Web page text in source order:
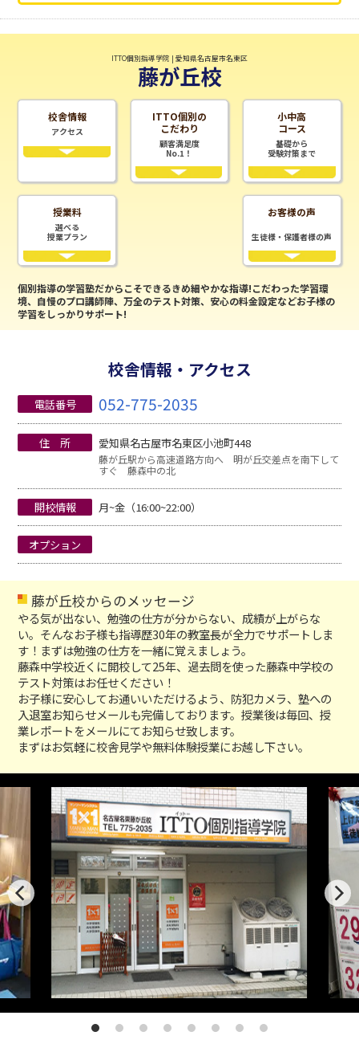
ITTO個別指導学院 | 愛知県名古屋市名東区
藤が丘校
校舎情報
アクセス
ITTO個別の
こだわり
顧客満足度
No.1！
小中高
コース
基礎から
受験対策まで
授業料
選べる
授業プラン
お客様の声
生徒様・保護者様の声
個別指導の学習塾だからこそできるきめ細やかな指導!こだわった学習環
境、自慢のプロ講師陣、万全のテスト対策、安心の料金設定などお子様の
学習をしっかりサポート!
校舎情報・アクセス
電話番号 052-775-2035
住 所 愛知県名古屋市名東区小池町448
藤が丘駅から高速道路方向へ 明が丘交差点を南下して
すぐ 藤森中の北
開校情報 月~金（16:00~22:00）
オプション
藤が丘校からのメッセージ
やる気が出ない、勉強の仕方が分からない、成績が上がらな
い。そんなお子様も指導歴30年の教室長が全力でサポートしま
す！まずは勉強の仕方を一緒に覚えましょう。
藤森中学校近くに開校して25年、過去問を使った藤森中学校の
テスト対策はお任せください！
お子様に安心してお通いいただけるよう、防犯カメラ、塾への
入退室お知らせメールも完備しております。授業後は毎回、授
業レポートをメールにてお知らせ致します。
まずはお気軽に校舎見学や無料体験授業にお越し下さい。